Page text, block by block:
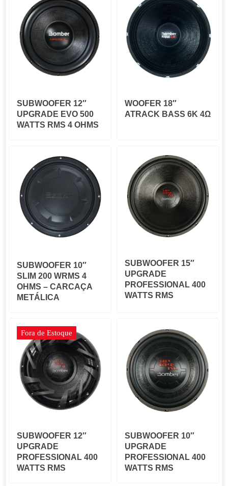
SUBWOOFER 12″
UPGRADE EVO 500
WATTS RMS 4 OHMS
WOOFER 18″
ATRACK BASS 6K 4Ω
SUBWOOFER 10″
SLIM 200 WRMS 4
OHMS – CARCAÇA
METÁLICA
SUBWOOFER 15″
UPGRADE
PROFESSIONAL 400
WATTS RMS
Fora de Estoque
SUBWOOFER 12″
UPGRADE
PROFESSIONAL 400
WATTS RMS
SUBWOOFER 10″
UPGRADE
PROFESSIONAL 400
WATTS RMS